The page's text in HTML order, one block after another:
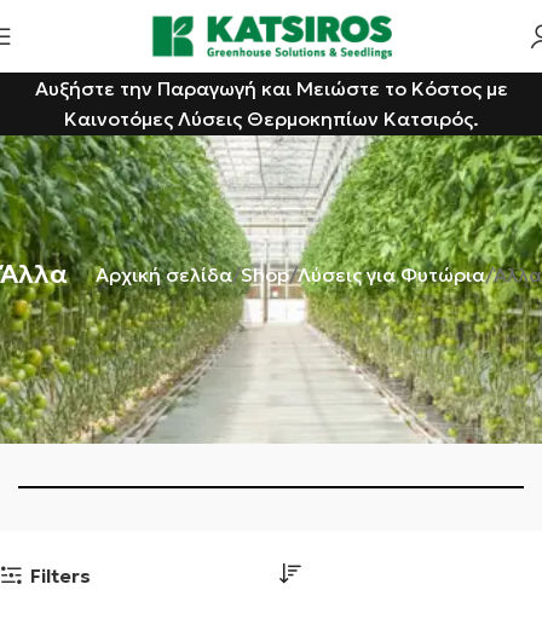
Αυξήστε την Παραγωγή και Μειώστε το Κόστος με
Καινοτόμες Λύσεις Θερμοκηπίων Κατσιρός.
Άλλα Αρχική σελίδα Shop Λύσεις για Φυτώρια Άλλα
Filters